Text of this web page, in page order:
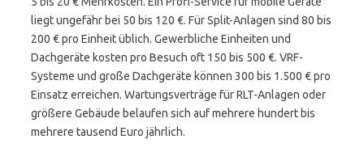
liegt ungefähr bei 50 bis 120 €. Für Split-Anlagen sind 80 bis
200 € pro Einheit üblich. Gewerbliche Einheiten und
Dachgeräte kosten pro Besuch oft 150 bis 500 €. VRF-
Systeme und große Dachgeräte können 300 bis 1.500 € pro
Einsatz erreichen. Wartungsverträge für RLT-Anlagen oder
größere Gebäude belaufen sich auf mehrere hundert bis
mehrere tausend Euro jährlich.